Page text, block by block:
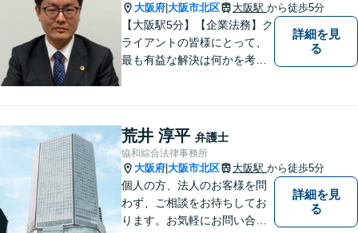
大阪府 大阪市北区 大阪駅 から徒歩5分
【大阪駅5分】【企業法務】ク
ライアントの皆様にとって、
最も有益な解決は何かを考え
からのアドバイスもできるよ
う日々精進してまいります。
詳細を見
る
荒井 淳平 弁護士
協和綜合法律事務所
大阪府 大阪市北区 大阪駅 から徒歩5分
個人の方、法人のお客様を問
わず、ご相談をお待ちしてお
ります。お気軽にお問い合わ
詳細を見
る